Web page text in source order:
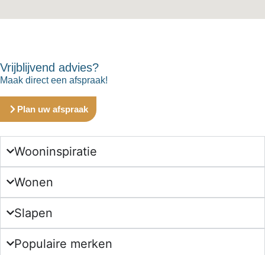
Vrijblijvend advies?
Maak direct een afspraak!
Plan uw afspraak
Wooninspiratie
Wonen
Slapen
Populaire merken